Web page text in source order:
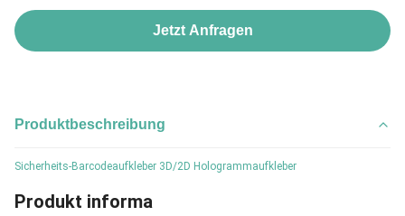
Jetzt Anfragen
Produktbeschreibung
Sicherheits-Barcodeaufkleber 3D/2D Hologrammaufkleber
Produkt informa